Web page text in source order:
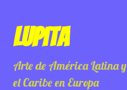
Lupita
Arte de América Latina y
el Caribe en Europa